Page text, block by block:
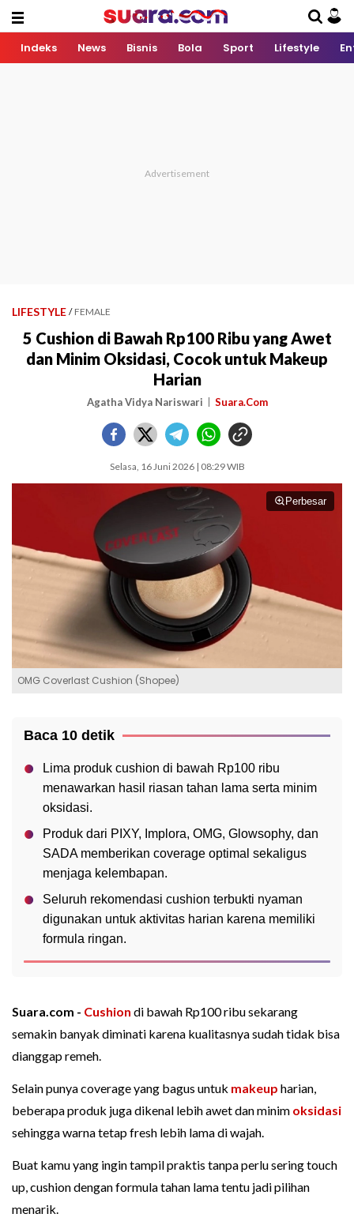
Indeks News Bisnis Bola Sport Lifestyle
LIFESTYLE / FEMALE
5 Cushion di Bawah Rp100 Ribu yang Awet
dan Minim Oksidasi, Cocok untuk Makeup
Harian
Agatha Vidya Nariswari Suara.Com
Selasa, 16 Juni 2026 | 08:29 WIB
Perbesar
OMG Coverlast Cushion (Shopee)
Baca 10 detik
Lima produk cushion di bawah Rp100 ribu
menawarkan hasil riasan tahan lama serta minim
oksidasi.
Produk dari PIXY, Implora, OMG, Glowsophy, dan
SADA memberikan coverage optimal sekaligus
menjaga kelembapan.
Seluruh rekomendasi cushion terbukti nyaman
digunakan untuk aktivitas harian karena memiliki
formula ringan.
Suara.com - Cushion di bawah Rp100 ribu sekarang
semakin banyak diminati karena kualitasnya sudah tidak bisa
dianggap remeh.
Selain punya coverage yang bagus untuk makeup harian,
beberapa produk juga dikenal lebih awet dan minim oksidasi
sehingga warna tetap fresh lebih lama di wajah.
Buat kamu yang ingin tampil praktis tanpa perlu sering touch
up, cushion dengan formula tahan lama tentu jadi pilihan
menarik.